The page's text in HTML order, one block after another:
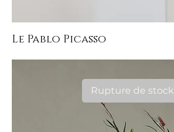
Le Pablo Picasso
Rupture de stock